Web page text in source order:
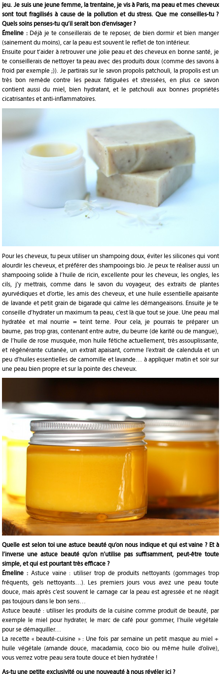
jeu. Je suis une jeune femme, la trentaine, je vis à Paris, ma peau et mes cheveux
sont tout fragilisés à cause de la pollution et du stress. Que me conseilles-tu ?
Quels soins penses-tu qu’il serait bon d’envisager ?
Émeline :Déjà je te conseillerais de te reposer, de bien dormir et bien manger
(sainement du moins), car la peau est souvent le reflet de ton intérieur.
Ensuite pour t’aider à retrouver une jolie peau et des cheveux en bonne santé, je
te conseillerais de nettoyer ta peau avec des produits doux (comme des savons à
froid par exemple ;)). Je partirais sur le savon propolis patchouli, la propolis est un
très bon remède contre les peaux fatiguées et stressées, en plus ce savon
contient aussi du miel, bien hydratant, et le patchouli aux bonnes propriétés
cicatrisantes et anti-inflammatoires.
Pour les cheveux, tu peux utiliser un shampoing doux, éviter les silicones qui vont
alourdir les cheveux, et préférer des shampooings bio. Je peux te réaliser aussi un
shampooing solide à l’huile de ricin, excellente pour les cheveux, les ongles, les
cils, j’y mettrais, comme dans le savon du voyageur, des extraits de plantes
ayurvédiques et d’ortie, les amis des cheveux, et une huile essentielle apaisante
de lavande et petit grain de bigarade qui calme les démangeaisons. Ensuite je te
conseille d’hydrater un maximum ta peau, c’est là que tout se joue. Une peau mal
hydratée et mal nourrie = teint terne. Pour cela, je pourrais te préparer un
baume, pas trop gras, contenant entre autre, du beurre (de karité ou de mangue),
de l’huile de rose musquée, mon huile fétiche actuellement, très assouplissante,
et régénérante cutanée, un extrait apaisant, comme l’extrait de calendula et un
peu d’huiles essentielles de camomille et lavande… à appliquer matin et soir sur
une peau bien propre et sur la pointe des cheveux.
Quelle est selon toi une astuce beauté qu’on nous indique et qui est vaine ? Et à
l’inverse une astuce beauté qu’on n’utilise pas suffisamment, peut-être toute
simple, et qui est pourtant très efficace ?
Émeline : Astuce vaine : utiliser trop de produits nettoyants (gommages trop
fréquents, gels nettoyants…). Les premiers jours vous avez une peau toute
douce, mais après c’est souvent le carnage car la peau est agressée et ne réagit
pas toujours dans le bon sens…
Astuce beauté : utiliser les produits de la cuisine comme produit de beauté, par
exemple le miel pour hydrater, le marc de café pour gommer, l’huile végétale
pour se démaquiller…
La recette « beauté-cuisine » : Une fois par semaine un petit masque au miel +
huile végétale (amande douce, macadamia, coco bio ou même huile d’olive),
vous verrez votre peau sera toute douce et bien hydratée !
As-tu une petite exclusivité ou une nouveauté à nous révéler ici ?